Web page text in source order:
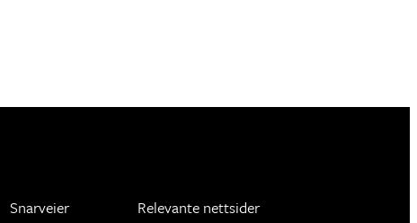
Snarveier Relevante nettsider